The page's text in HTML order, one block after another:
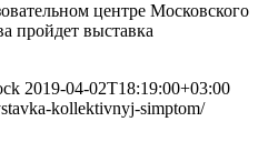
центре Московского
пройдет выставка
2019-04-02T18:19:00+03:00
kollektivnyj-simptom/